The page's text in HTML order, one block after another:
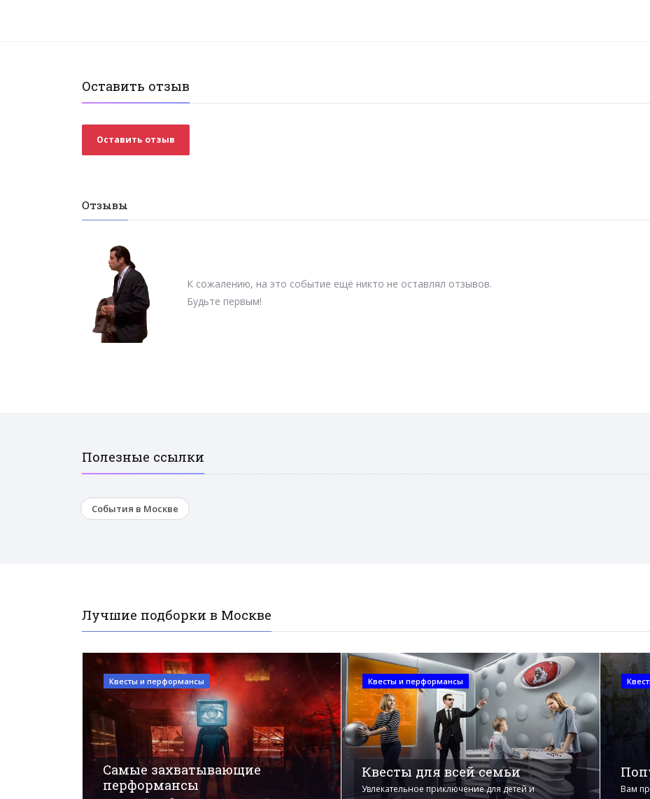
Оставить отзыв
Оставить отзыв
Отзывы
К сожалению, на это событие ещё никто не оставлял отзывов.
Будьте первым!
Полезные ссылки
События в Москве
Лучшие подборки в Москве
Квесты и перформансы
Самые захватывающие
перформансы
Квесты и перформансы
Квесты для всей семьи
Увлекательное приключение для детей и
Вам